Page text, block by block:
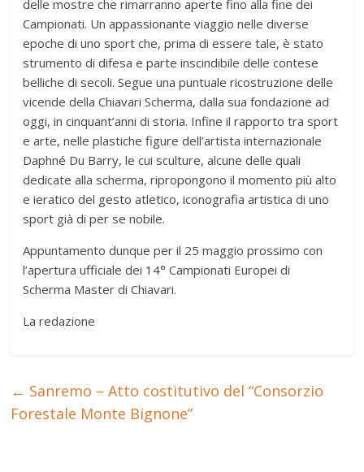
delle mostre che rimarranno aperte fino alla fine dei
Campionati. Un appassionante viaggio nelle diverse
epoche di uno sport che, prima di essere tale, è stato
strumento di difesa e parte inscindibile delle contese
belliche di secoli. Segue una puntuale ricostruzione delle
vicende della Chiavari Scherma, dalla sua fondazione ad
oggi, in cinquant’anni di storia. Infine il rapporto tra sport
e arte, nelle plastiche figure dell’artista internazionale
Daphné Du Barry, le cui sculture, alcune delle quali
dedicate alla scherma, ripropongono il momento più alto
e ieratico del gesto atletico, iconografia artistica di uno
sport già di per se nobile.
Appuntamento dunque per il 25 maggio prossimo con
l’apertura ufficiale dei 14° Campionati Europei di
Scherma Master di Chiavari.
La redazione
← Sanremo – Atto costitutivo del “Consorzio
Forestale Monte Bignone”